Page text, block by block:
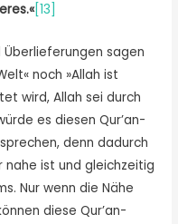
[13]
Überlieferungen sagen
noch »Allah ist
wird, Allah sei durch
es diesen Qur’an-
denn dadurch
ist und gleichzeitig
Nur wenn die Nähe
diese Qur’an-